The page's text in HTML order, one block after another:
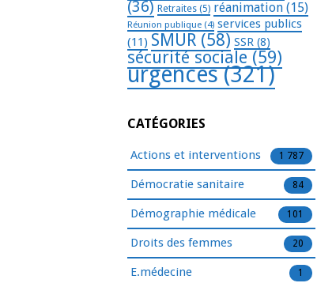
(36) Retraites (5) réanimation (15)
Réunion publique (4) services publics
(11) SMUR (58) SSR (8)
sécurité sociale (59)
urgences(321)
CATÉGORIES
Actions et interventions 1 787
Démocratie sanitaire 84
Démographie médicale 101
Droits des femmes 20
E.médecine 1